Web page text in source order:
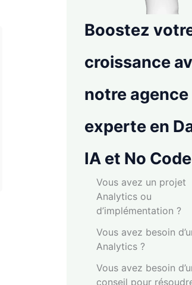
Boostez
croissance
notre agence
experte en
IA et No
Vous avez un projet
Analytics ou
d’implémentation ?
Vous avez besoin
Analytics ?
Vous avez besoin
conseil pour